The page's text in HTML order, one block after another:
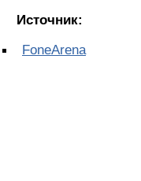
Источник:
FoneArena